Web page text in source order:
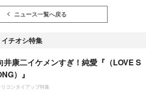
ニュース一覧へ戻る
チオシ特集
井康二イケメンすぎ！純愛『（LOVE S
）』
リコンタイアップ特集